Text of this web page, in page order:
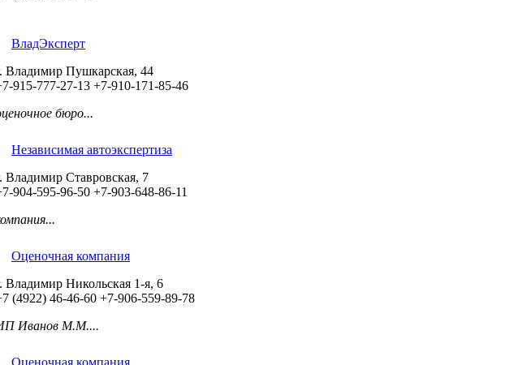
ВладЭксперт
Владимир Пушкарская, 44
915-777-27-13 +7-910-171-85-46
бюро...
Независимая автоэкспертиза
Владимир Ставровская, 7
904-595-96-50 +7-903-648-86-11
Оценочная компания
Владимир Никольская 1-я, 6
(4922) 46-46-60 +7-906-559-89-78
Иванов М.М....
Оценочная компания